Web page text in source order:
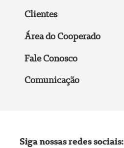
Clientes
Área do Cooperado
Fale Conosco
Comunicação
Siga nossas redes sociais: